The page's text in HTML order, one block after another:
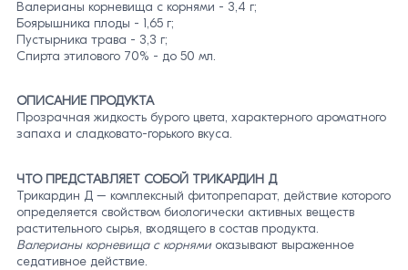
Валерианы корневища с корнями - 3,4 г;
Боярышника плоды - 1,65 г;
Пустырника трава - 3,3 г;
Спирта этилового 70% - до 50 мл.
ОПИСАНИЕ ПРОДУКТА
Прозрачная жидкость бурого цвета, характерного ароматного
запаха и сладковато-горького вкуса.
ЧТО ПРЕДСТАВЛЯЕТ СОБОЙ ТРИКАРДИН Д
Трикардин Д – комплексный фитопрепарат, действие которого
определяется свойством биологически активных веществ
растительного сырья, входящего в состав продукта.
Валерианы корневища с корнямиоказывают выраженное
седативное действие.